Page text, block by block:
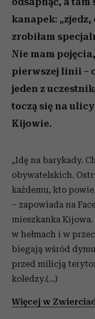
kanapek: „zjedz,
zrobiłam
Nie mam
pierwszej linii –
jeden z
toczą się na
Kijowie.
„Idę na barykady.
obywatelskich.
każdemu, kto
– zapowiada na
mieszkanka
w hełmach i w
biegają wśród
przed milicją
koledzy.(...)
Więcej w